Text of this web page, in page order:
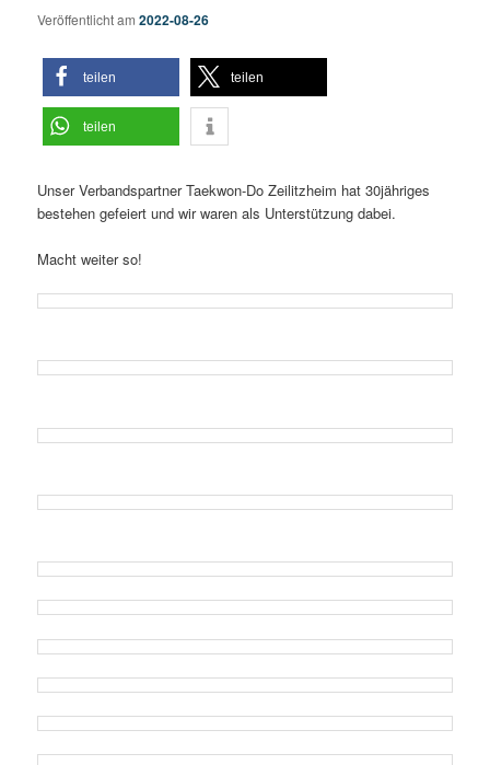
Veröffentlicht am2022-08-26
teilen teilen
teilen
Unser Verbandspartner Taekwon-Do Zeilitzheim hat 30jähriges
bestehen gefeiert und wir waren als Unterstützung dabei.
Macht weiter so!